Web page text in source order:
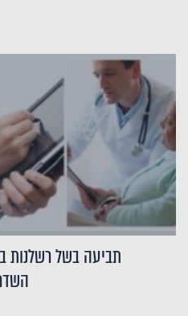
תביעה בשל רשלנות